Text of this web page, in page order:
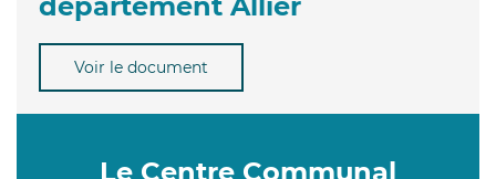
Voir le document
Le Centre Communal